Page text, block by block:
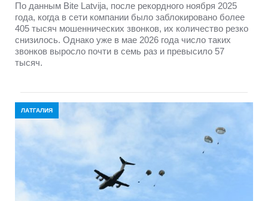
По данным Bite Latvija, после рекордного ноября 2025
года, когда в сети компании было заблокировано более
405 тысяч мошеннических звонков, их количество резко
снизилось. Однако уже в мае 2026 года число таких
звонков выросло почти в семь раз и превысило 57
тысяч.
ЛАТГАЛИЯ